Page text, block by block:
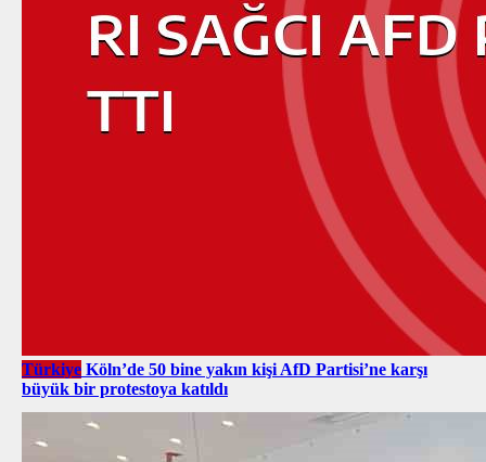
Türkiye Köln’de 50 bine yakın kişi AfD Partisi’ne karşı
büyük bir protestoya katıldı